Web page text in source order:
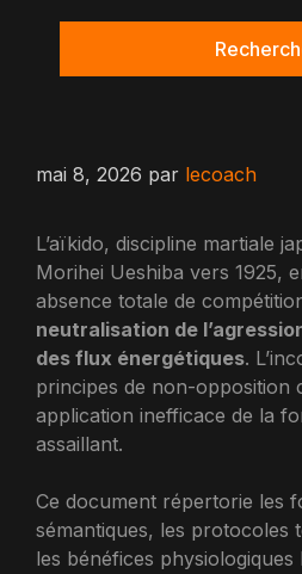
mai 8, 2026 par lecoach
L’aïkido, discipline martiale
Morihei Ueshiba vers 1925,
absence totale de
neutralisation de
des flux énergétiques.
principes de non-opposition
application inefficace de la
assaillant.
Ce document répertorie les
sémantiques, les protocoles
les bénéfices physiologiques